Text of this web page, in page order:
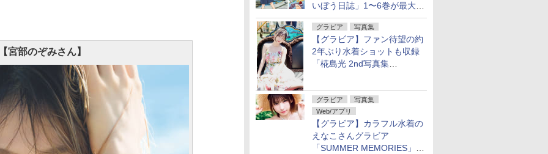
いぼう日誌」1〜6巻が最大
50％オフのセール中！
グラビア 写真集
【グラビア】ファン待望の約
2年ぶり水着ショットも収録
「椛島光 2nd写真集
グラビア
写真集
Web/アプリ
【グラビア】カラフル水着の
えなこさんグラビア
「SUMMER MEMORIES」を
宮部のぞみさん】